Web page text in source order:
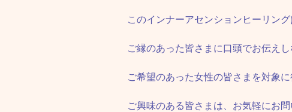
このインナーアセンションヒーリング
ご縁のあった皆さまに口頭でお伝えし
ご希望のあった女性の皆さまを対象に
ご興味のある皆さまは、お気軽にお